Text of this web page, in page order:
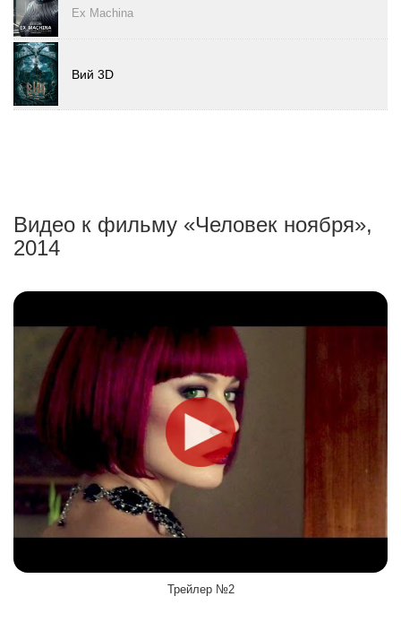
Ex Machina
Вий 3D
Видео к фильму «Человек ноября»,
2014
Трейлер №2